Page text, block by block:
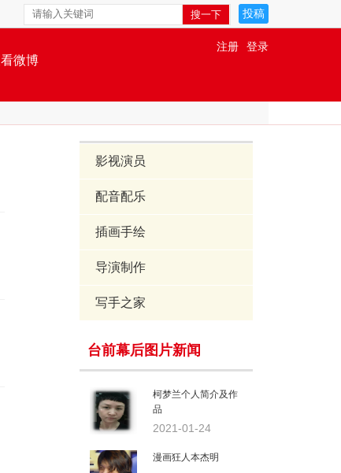
投稿
微博
登录
注册
影视演员
配音配乐
插画手绘
导演制作
写手之家
台前幕后图片新闻
柯梦兰个人简介及作
品
2021-01-24
漫画狂人本杰明